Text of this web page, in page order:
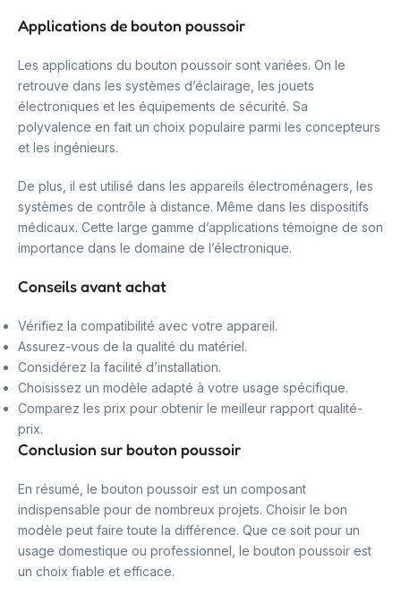
Applications de bouton poussoir
Les applications du bouton poussoir sont variées. On le
retrouve dans les systèmes d’éclairage, les jouets
électroniques et les équipements de sécurité. Sa
polyvalence en fait un choix populaire parmi les concepteurs
et les ingénieurs.
De plus, il est utilisé dans les appareils électroménagers, les
systèmes de contrôle à distance. Même dans les dispositifs
médicaux. Cette large gamme d’applications témoigne de son
importance dans le domaine de l’électronique.
Conseils avant achat
Vérifiez la compatibilité avec votre appareil.
Assurez-vous de la qualité du matériel.
Considérez la facilité d’installation.
Choisissez un modèle adapté à votre usage spécifique.
Comparez les prix pour obtenir le meilleur rapport qualité-
prix.
Conclusion sur bouton poussoir
En résumé, le bouton poussoir est un composant
indispensable pour de nombreux projets. Choisir le bon
modèle peut faire toute la différence. Que ce soit pour un
usage domestique ou professionnel, le bouton poussoir est
un choix fiable et efficace.